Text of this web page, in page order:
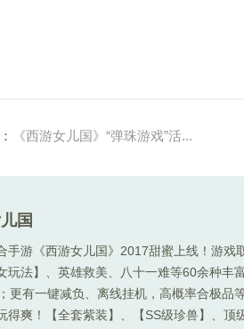
《西游女儿国》“弹珠游戏”活...
国
手游《西游女儿国》2017甜蜜上线！游戏
玩法】、英雄救美、八十一难等60余种丰
更有一键减负、离线挂机，高概率合极品
得爽！【全套紫装】、【SS级珍兽】、顶